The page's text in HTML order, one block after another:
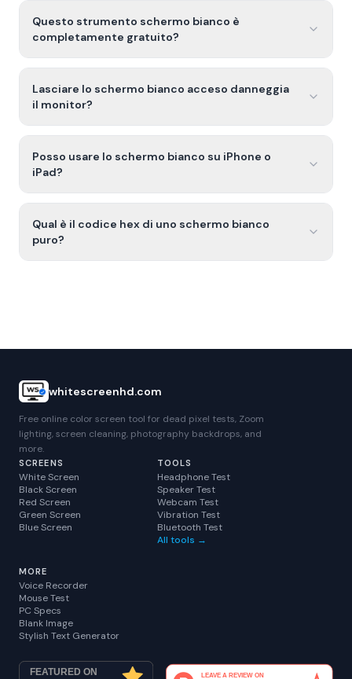
Questo strumento schermo bianco è
completamente gratuito?
Lasciare lo schermo bianco acceso danneggia
il monitor?
Posso usare lo schermo bianco su iPhone o
iPad?
Qual è il codice hex di uno schermo bianco
puro?
whitescreenhd.com
Free online color screen tool for dead pixel tests, Zoom
lighting, screen cleaning, photography backdrops, and
more.
SCREENS
White Screen
Black Screen
Red Screen
Green Screen
Blue Screen
TOOLS
Headphone Test
Speaker Test
Webcam Test
Vibration Test
Bluetooth Test
All tools →
MORE
Voice Recorder
Mouse Test
PC Specs
Blank Image
Stylish Text Generator